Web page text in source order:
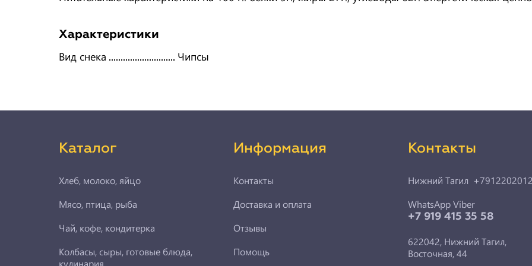
Характеристики
Вид снека Чипсы
Каталог
Хлеб, молоко, яйцо
Мясо, птица, рыба
Чай, кофе, кондитерка
Колбасы, сыры, готовые блюда,
кулинария
Информация
Контакты
Доставка и оплата
Отзывы
Помощь
Контакты
Нижний Тагил
WhatsApp Viber
+7 919 415 35 58
622042, Нижний Тагил,
Восточная, 44